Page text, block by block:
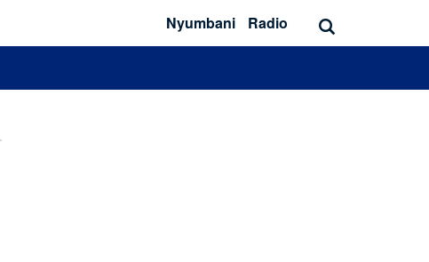
Nyumbani Radio